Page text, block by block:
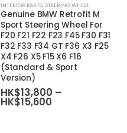
INTERIOR PARTS,STEERING WHEEL
Genuine BMW Retrofit M
Sport Steering Wheel For
F20 F21 F22 F23 F45 F30 F31
F32 F33 F34 GT F36 X3 F25
X4 F26 X5 F15 X6 F16
(Standard & Sport
Version)
HK$13,800 –
HK$15,600